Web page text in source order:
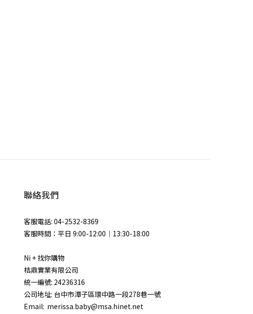
聯絡我們
客服電話: 04-2532-8369
客服時間：平日 9:00-12:00｜13:30-18:00
Ni + 找你購物
桔鼎實業有限公司
統一編號: 24236316
公司地址: 台中市潭子區環中路一段278巷一號
Email: merissa.baby@msa.hinet.net